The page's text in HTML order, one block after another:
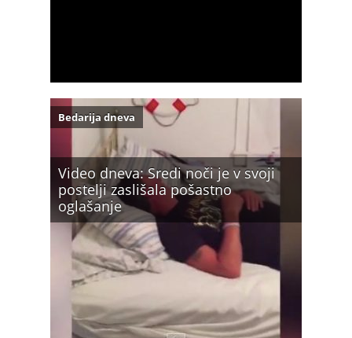
Video dneva: Sredi noči je v svoji
postelji zaslišala pošastno
oglašanje
Bedarija dneva